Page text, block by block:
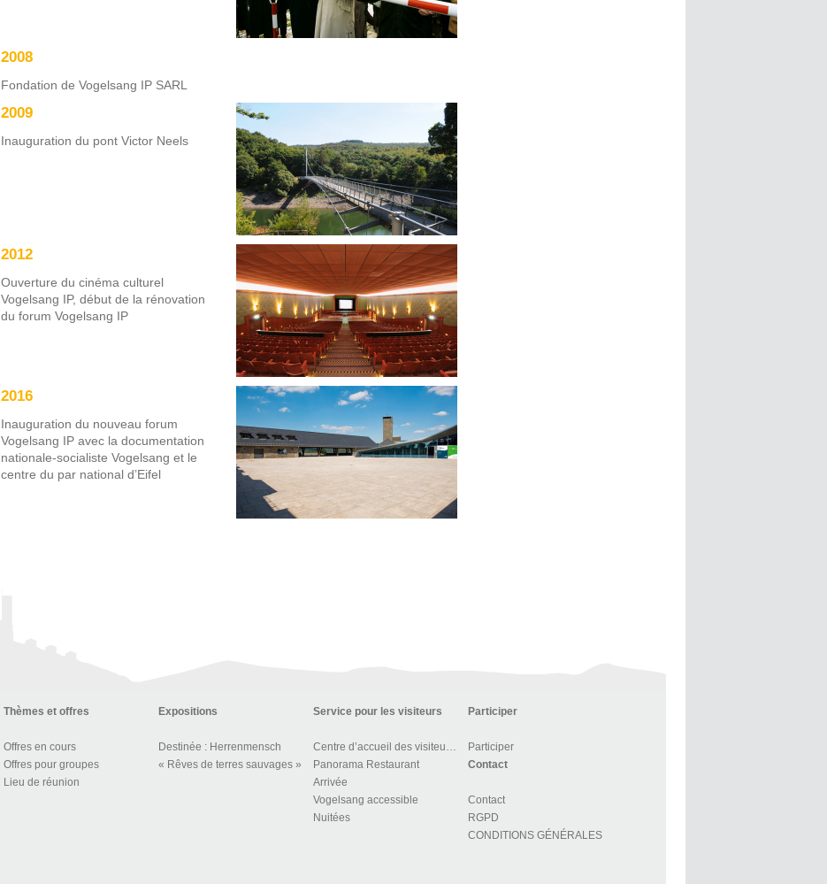
2008
Fondation de Vogelsang IP SARL
2009
Inauguration du pont Victor Neels
2012
Ouverture du cinéma culturel
Vogelsang IP, début de la rénovation
du forum Vogelsang IP
2016
Inauguration du nouveau forum
Vogelsang IP avec la documentation
nationale-socialiste Vogelsang et le
centre du par national d’Eifel
Thèmes et offres
Offres en cours
Offres pour groupes
Lieu de réunion
Expositions
Destinée : Herrenmensch
« Rêves de terres sauvages »
Service pour les visiteurs
Centre d’accueil des visiteurs et BOUTIQUE
Panorama Restaurant
Arrivée
Vogelsang accessible
Nuitées
Participer
Participer
Contact
Contact
RGPD
CONDITIONS GÉNÉRALES